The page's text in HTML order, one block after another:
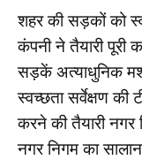
शहर की सड़कों को
कंपनी ने तैयारी पूरी
सड़कें अत्याधुनिक
स्वच्छता सर्वेक्षण
करने की तैयारी नगर
नगर निगम का